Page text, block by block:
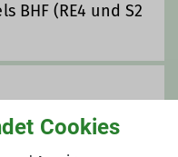
BHF (RE4 und S2
Cookies